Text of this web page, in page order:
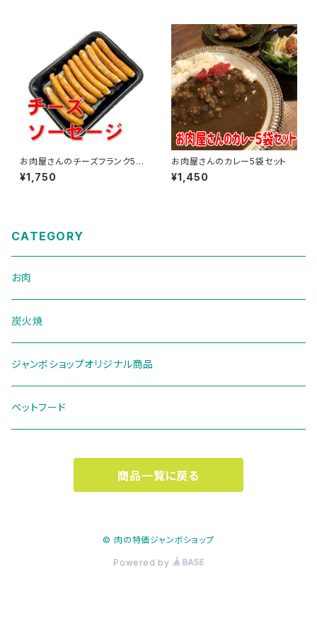
お肉屋さんのチーズフランク50
0g
¥1,750
お肉屋さんのカレー5袋セット
¥1,450
CATEGORY
お肉
炭火焼
ジャンボショップオリジナル商品
ペットフード
商品一覧に戻る
© 肉の特価ジャンボショップ
Powered by